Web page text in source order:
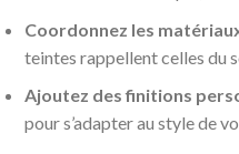
Coordonnez les
teintes rappellent celles du
Ajoutez des finitions
pour s’adapter au style de